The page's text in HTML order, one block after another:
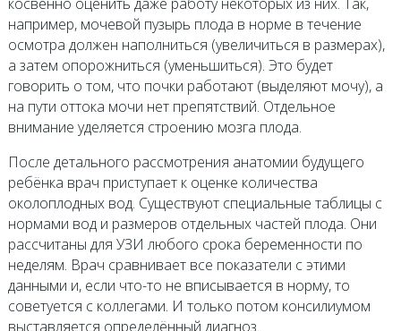
например, мочевой пузырь плода в норме в течение
осмотра должен наполниться (увеличиться в размерах),
а затем опорожниться (уменьшиться). Это будет
говорить о том, что почки работают (выделяют мочу), а
на пути оттока мочи нет препятствий. Отдельное
внимание уделяется строению мозга плода.
После детального рассмотрения анатомии будущего
ребёнка врач приступает к оценке количества
околоплодных вод. Существуют специальные таблицы с
нормами вод и размеров отдельных частей плода. Они
рассчитаны для УЗИ любого срока беременности по
неделям. Врач сравнивает все показатели с этими
данными и, если что-то не вписывается в норму, то
советуется с коллегами. И только потом консилиумом
выставляется определённый диагноз.